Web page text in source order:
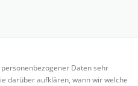
ERFOLGSGESCHICHTE
Daten sehr
darüber aufklären, wann wir welche